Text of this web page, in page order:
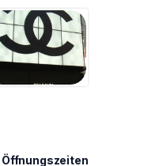
Öffnungszeiten